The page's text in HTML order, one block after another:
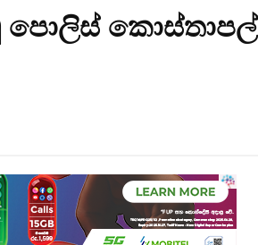
පොලිස් කොස්තාපල්